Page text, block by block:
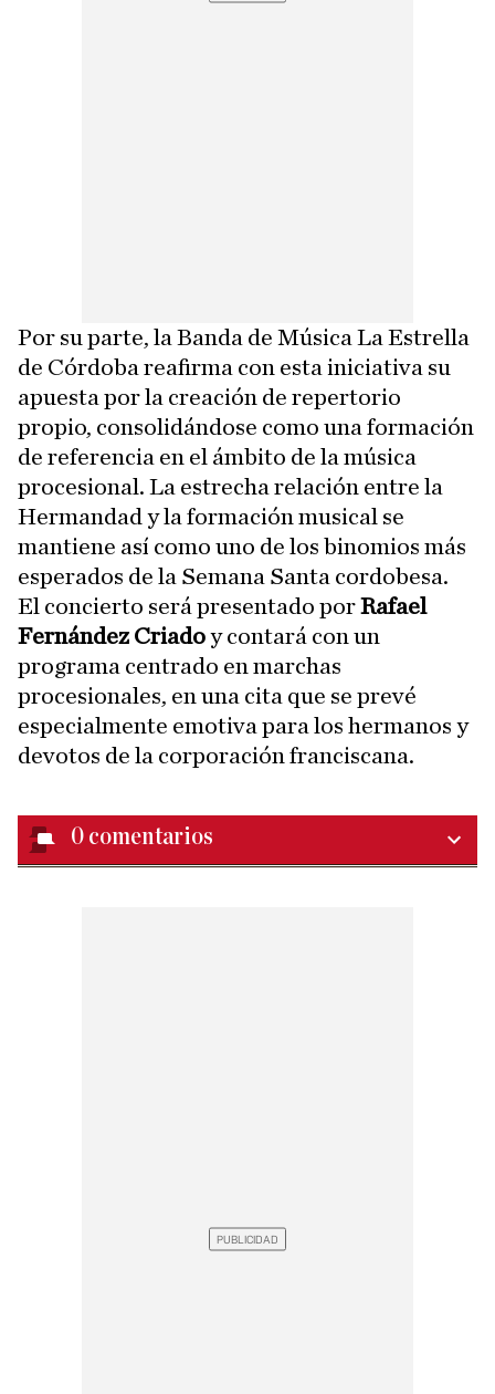
Por su parte, la Banda de Música La Estrella
de Córdoba reafirma con esta iniciativa su
apuesta por la creación de repertorio
propio, consolidándose como una formación
de referencia en el ámbito de la música
procesional. La estrecha relación entre la
Hermandad y la formación musical se
mantiene así como uno de los binomios más
esperados de la Semana Santa cordobesa.
El concierto será presentado porRafael
Fernández Criadoy contará con un
programa centrado en marchas
procesionales, en una cita que se prevé
especialmente emotiva para los hermanos y
devotos de la corporación franciscana.
0 comentarios